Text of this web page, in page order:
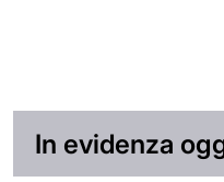
In evidenza